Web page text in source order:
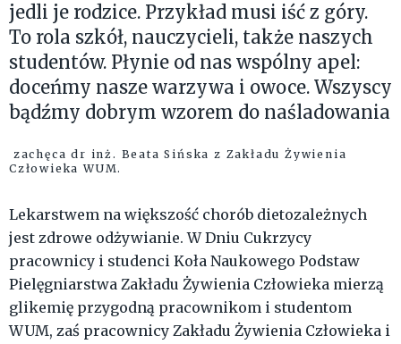
jedli je rodzice. Przykład musi iść z góry.
To rola szkół, nauczycieli, także naszych
studentów. Płynie od nas wspólny apel:
doceńmy nasze warzywa i owoce. Wszyscy
bądźmy dobrym wzorem do naśladowania
zachęca dr inż. Beata Sińska z Zakładu Żywienia
Człowieka WUM.
Lekarstwem na większość chorób dietozależnych
jest zdrowe odżywianie. W Dniu Cukrzycy
pracownicy i studenci Koła Naukowego Podstaw
Pielęgniarstwa Zakładu Żywienia Człowieka mierzą
glikemię przygodną pracownikom i studentom
WUM, zaś pracownicy Zakładu Żywienia Człowieka i